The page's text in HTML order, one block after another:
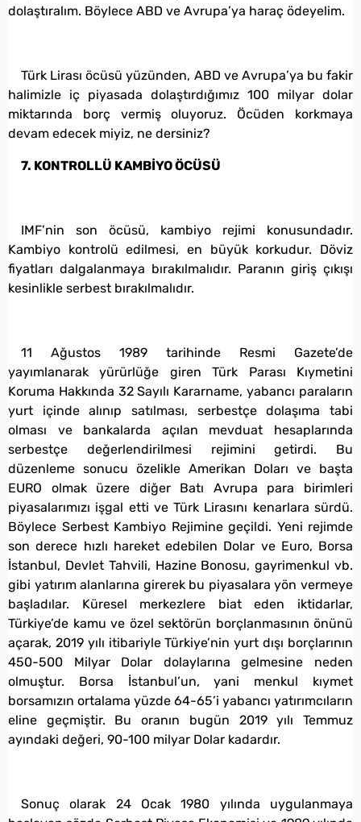
dolaştıralım. Böylece ABD ve Avrupa’ya haraç ödeyelim.
Türk Lirası öcüsü yüzünden, ABD ve Avrupa’ya bu fakir
halimizle iç piyasada dolaştırdığımız 100 milyar dolar
miktarında borç vermiş oluyoruz. Öcüden korkmaya
devam edecek miyiz, ne dersiniz?
7. KONTROLLÜ KAMBİYO ÖCÜSÜ
IMF’nin son öcüsü, kambiyo rejimi konusundadır.
Kambiyo kontrolü edilmesi, en büyük korkudur. Döviz
fiyatları dalgalanmaya bırakılmalıdır. Paranın giriş çıkışı
kesinlikle serbest bırakılmalıdır.
11 Ağustos 1989 tarihinde Resmi Gazete’de
yayımlanarak yürürlüğe giren Türk Parası Kıymetini
Koruma Hakkında 32 Sayılı Kararname, yabancı paraların
yurt içinde alınıp satılması, serbestçe dolaşıma tabi
olması ve bankalarda açılan mevduat hesaplarında
serbestçe değerlendirilmesi rejimini getirdi. Bu
düzenleme sonucu özelikle Amerikan Doları ve başta
EURO olmak üzere diğer Batı Avrupa para birimleri
piyasalarımızı işgal etti ve Türk Lirasını kenarlara sürdü.
Böylece Serbest Kambiyo Rejimine geçildi. Yeni rejimde
son derece hızlı hareket edebilen Dolar ve Euro, Borsa
İstanbul, Devlet Tahvili, Hazine Bonosu, gayrimenkul vb.
gibi yatırım alanlarına girerek bu piyasalara yön vermeye
başladılar. Küresel merkezlere biat eden iktidarlar,
Türkiye’de kamu ve özel sektörün borçlanmasının önünü
açarak, 2019 yılı itibariyle Türkiye’nin yurt dışı borçlarının
450-500 Milyar Dolar dolaylarına gelmesine neden
olmuştur. Borsa İstanbul’un, yani menkul kıymet
borsamızın ortalama yüzde 64-65’i yabancı yatırımcıların
eline geçmiştir. Bu oranın bugün 2019 yılı Temmuz
ayındaki değeri, 90-100 milyar Dolar kadardır.
Sonuç olarak 24 Ocak 1980 yılında uygulanmaya